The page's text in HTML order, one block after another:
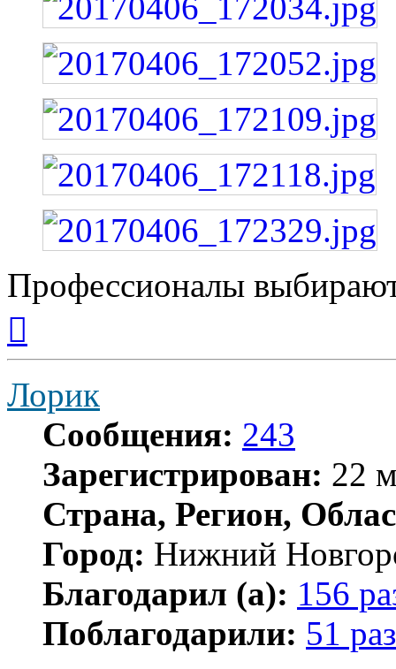
Профессионалы
началу
Лорик
Сообщения: 243
Зарегистрирован: 22
Страна, Регион,
Город: Нижний
Благодарил (а): 156
Поблагодарили: 51 раз